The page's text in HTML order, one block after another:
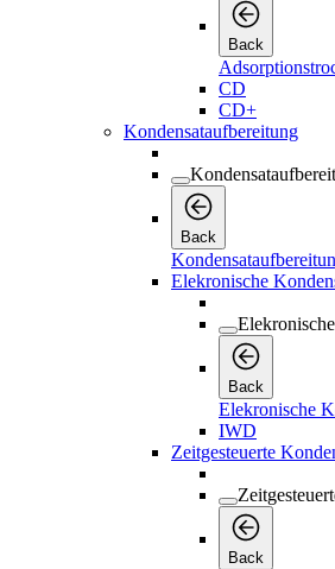
Back
CD
CD+
Kondensataufbereitung
Back
Elekronische
Back
Elekronische
IWD
Zeitgesteuerte
Back